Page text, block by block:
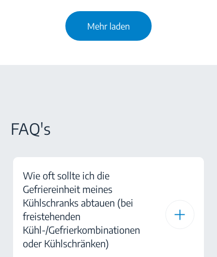
Mehr laden
FAQ's
Wie oft sollte ich die
Gefriereinheit meines
Kühlschranks abtauen (bei
freistehenden
Kühl-/Gefrierkombinationen
oder Kühlschränken)